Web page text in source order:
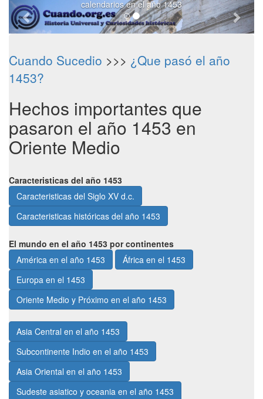
calendarios en el año 1453
Cuando Sucedio >>> ¿Que pasó el año
1453?
Hechos importantes que
pasaron el año 1453 en
Oriente Medio
Caracteristicas del año 1453
Caracteristicas del Siglo XV d.c.
Caracteristicas históricas del año 1453
El mundo en el año 1453 por continentes
América en el año 1453
África en el 1453
Europa en el 1453
Oriente Medio y Próximo en el año 1453
Asia Central en el año 1453
Subcontinente Indio en el año 1453
Asia Oriental en el año 1453
Sudeste asiatico y oceania en el año 1453